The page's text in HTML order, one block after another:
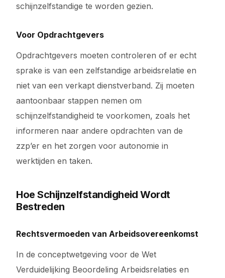
schijnzelfstandige te worden gezien.
Voor Opdrachtgevers
Opdrachtgevers moeten controleren of er echt
sprake is van een zelfstandige arbeidsrelatie en
niet van een verkapt dienstverband. Zij moeten
aantoonbaar stappen nemen om
schijnzelfstandigheid te voorkomen, zoals het
informeren naar andere opdrachten van de
zzp’er en het zorgen voor autonomie in
werktijden en taken.
Hoe Schijnzelfstandigheid Wordt
Bestreden
Rechtsvermoeden van Arbeidsovereenkomst
In de conceptwetgeving voor de Wet
Verduidelijking Beoordeling Arbeidsrelaties en